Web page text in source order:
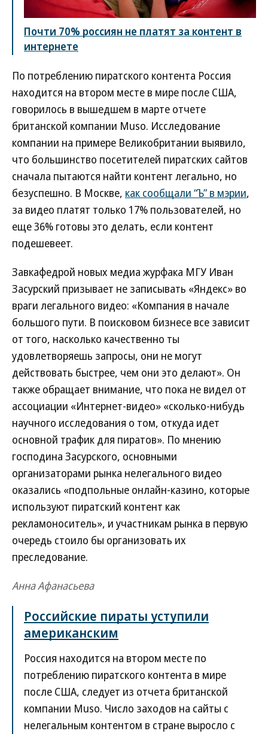
Почти 70% россиян не платят за контент в
интернете
По потреблению пиратского контента Россия
находится на втором месте в мире после США,
говорилось в вышедшем в марте отчете
британской компании Muso. Исследование
компании на примере Великобритании выявило,
что большинство посетителей пиратских сайтов
сначала пытаются найти контент легально, но
безуспешно. В Москве, как сообщали “Ъ” в мэрии,
за видео платят только 17% пользователей, но
еще 36% готовы это делать, если контент
подешевеет.
Завкафедрой новых медиа журфака МГУ Иван
Засурский призывает не записывать «Яндекс» во
враги легального видео: «Компания в начале
большого пути. В поисковом бизнесе все зависит
от того, насколько качественно ты
удовлетворяешь запросы, они не могут
действовать быстрее, чем они это делают». Он
также обращает внимание, что пока не видел от
ассоциации «Интернет-видео» «сколько-нибудь
научного исследования о том, откуда идет
основной трафик для пиратов». По мнению
господина Засурского, основными
организаторами рынка нелегального видео
оказались «подпольные онлайн-казино, которые
используют пиратский контент как
рекламоноситель», и участникам рынка в первую
очередь стоило бы организовать их
преследование.
Анна Афанасьева
Российские пираты уступили
американским
Россия находится на втором месте по
потреблению пиратского контента в мире
после США, следует из отчета британской
компании Muso. Число заходов на сайты с
нелегальным контентом в стране выросло с